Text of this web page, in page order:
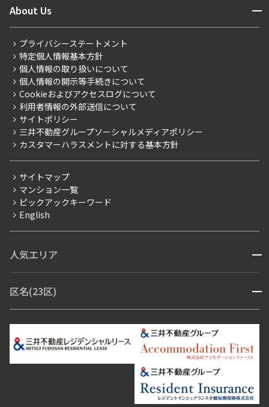
新着募集情報
こだわりから探す
こだわり一覧
プレミアムマンション
新築
当社限定（港区・渋谷区）
当社限定（港区・渋谷区以外）
三井不動産企画
賃料改定
フリーレント
ペット可
ブランドマンション
住まいのコラム
会員ページ
ご入居・提携サービス
お部屋探しからご契約まで
よくあるご質問
社宅紹介
【仲介会社様向け】当社仲介事業部取り扱い物件入居申込
About Us 開閉
会社情報
事業案内
採用情報
ニュースリリース
お問い合わせ
プライバシーステートメント
特定個人情報基本方針
個人情報の取り扱いについて
個人情報の開示等手続きについて
Cookieおよびアクセスログについて
利用者情報の外部送信について
サイトポリシー
三井不動産グループソーシャルメディアポリシー
カスタマーハラスメントに対する基本方針
サイトマップ
マンション一覧
ピックアックキーワード
English
人気エリア 開閉
青山・表参道・原宿
市ヶ谷・神楽坂・飯田橋
三田・芝・浜松町
芝浦・汐留・品川
月島・勝どき・豊洲
本郷・春日・小石川
新宿・代々木
目白・高田馬場・早稲田
祐天寺・学芸大学・自由が丘
池袋・板橋・王子
区名(23区) 開閉
江東区 台東区 墨田区
中野区
豊島区
杉並区 板橋区 練馬区 荒川区
足立区